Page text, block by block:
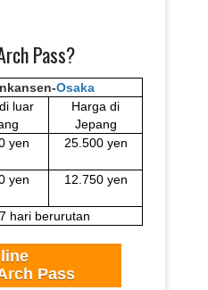
Pass?
Osaka
luar
Harga di
Jepang
yen 25.500 yen
yen 12.750 yen
7 hari berurutan
Pass